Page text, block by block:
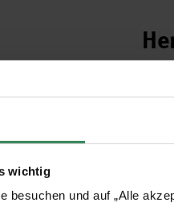
wichtig
besuchen und auf „Alle